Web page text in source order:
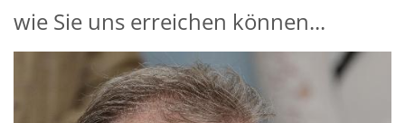
wie Sie uns erreichen können...